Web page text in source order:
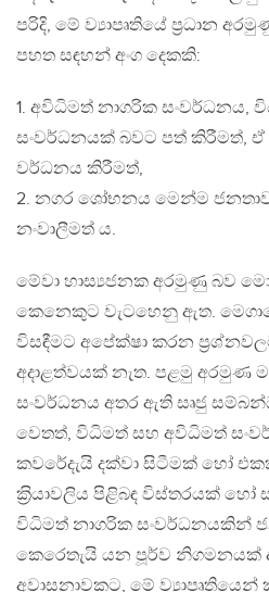
පරිදි, මේ ව්‍යාපෘතියේ ප‍්‍රධාන
පහත සඳහන් අංග දෙකකි:
1. අවිධිමත් නාගරික සංවර්ධනය,
සංවර්ධනයක් බවට පත් කිරීමත්,
වර්ධනය කිරීමත්,
2. නගර ශෝභනය මෙන්ම
නංවාලීමත් ය.
මේවා හාස්‍යජනක අරමුණු බව
කෙනෙකුට වැටහෙනු ඇත.
විසඳීමට අපේක්ෂා කරන
අදාළත්වයක් නැත. පළමු අරමුණ
සංවර්ධනය අතර ඇති සෘජු
වෙතත්, විධිමත් සහ අවිධිමත්
කවරේදැයි දක්වා සිටීමක් හෝ
ක‍්‍රියාවලිය පිළිබඳ විස්තරයක් හෝ
විධිමත් නාගරික සංවර්ධනයකින්
කෙරෙතැයි යන පූර්ව නිගමනයක්
අවාසනාවකට, මේ